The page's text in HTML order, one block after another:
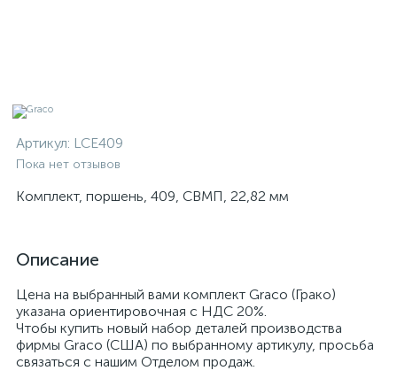
Артикул: LCE409
Пока нет отзывов
Комплект, поршень, 409, СВМП, 22,82 мм
Описание
Цена на выбранный вами комплект Graco (Грако)
указана ориентировочная с НДС 20%.
Чтобы купить новый набор деталей производства
фирмы Graco (США) по выбранному артикулу, просьба
связаться с нашим Отделом продаж.